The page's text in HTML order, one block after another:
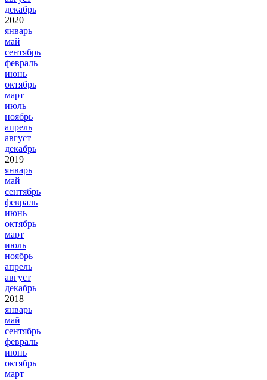
декабрь
2020
январь
май
сентябрь
февраль
июнь
октябрь
март
июль
ноябрь
апрель
август
декабрь
2019
январь
май
сентябрь
февраль
июнь
октябрь
март
июль
ноябрь
апрель
август
декабрь
2018
январь
май
сентябрь
февраль
июнь
октябрь
март